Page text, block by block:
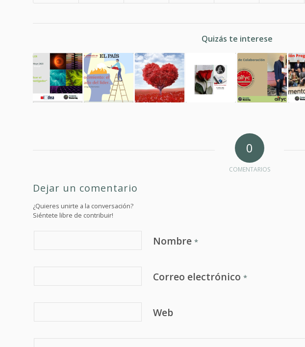
Quizás te interese
0
COMENTARIOS
Dejar un comentario
¿Quieres unirte a la conversación?
Siéntete libre de contribuir!
Nombre *
Correo electrónico *
Web